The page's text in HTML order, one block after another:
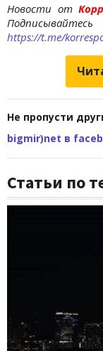
Новости от
https://t.me/
Не пропусти
bigmir)net в
Статьи по